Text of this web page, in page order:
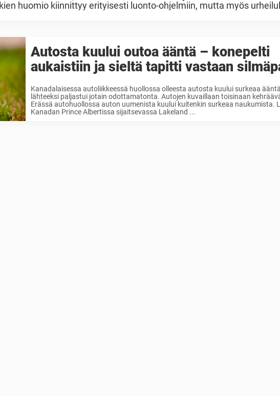
huomio kiinnittyy erityisesti luonto-ohjelmiin, mutta myös
Autosta kuului outoa ääntä – konepelti
aukaistiin ja sieltä tapitti vastaan
Kanadalaisessa autoliikkeessä huollossa olleesta autosta kuului surkeaa
lähteeksi paljastui jotain odottamatonta. Autojen kuvaillaan toisinaan
Erässä autohuollossa auton uumenista kuului kuitenkin surkeaa naukumista.
Kanadan Prince Albertissa sijaitsevassa Lakeland ...